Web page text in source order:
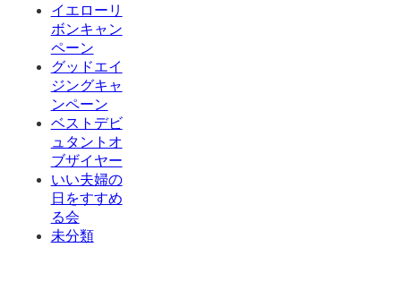
イエローリ
ボンキャン
ペーン
グッドエイ
ジングキャ
ンペーン
ベストデビ
ュタントオ
ブザイヤー
いい夫婦の
日をすすめ
る会
未分類